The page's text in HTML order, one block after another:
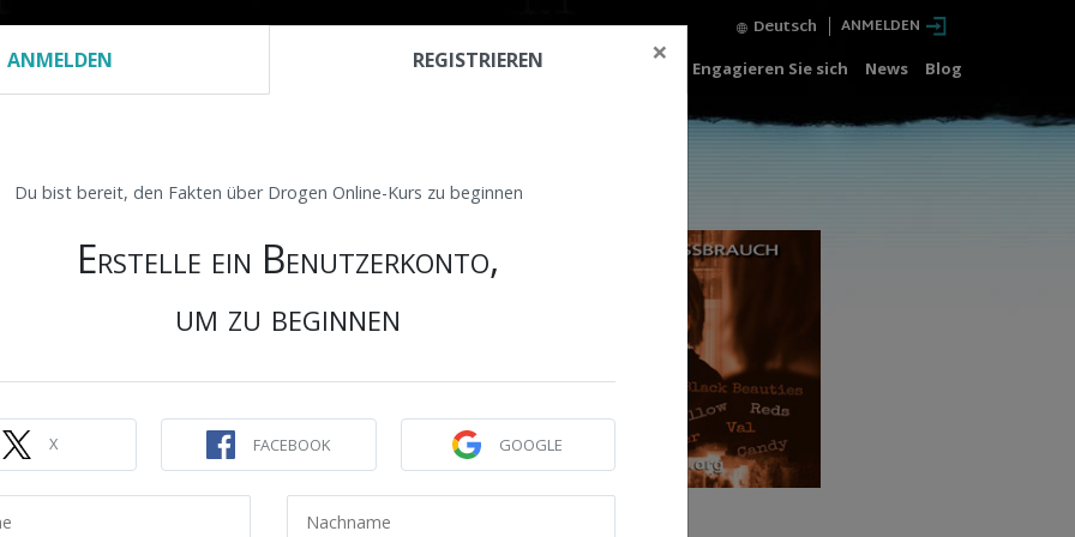
Deutsch ANMELDEN
wir sind Erhalten Sie die Fakten Kostenlose Hefte Videos Kostenlose Kurse Engagieren Sie sich News Blog
MEDIKAMENTE
lernst du die Fakten über den
Du wirst von
die die Konsequenzen kennen und
über die Gefahren von
geben.
×
ANMELDEN REGISTRIEREN
Du bist bereit, den Fakten über Drogen Online-Kurs zu beginnen
Erstelle ein Benutzerkonto,
um zu beginnen
X FACEBOOK GOOGLE